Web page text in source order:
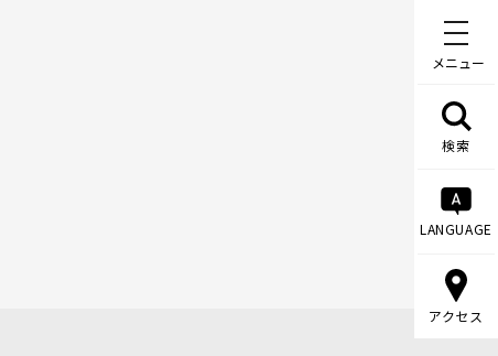
メニュー
検索
LANGUAGE
アクセス